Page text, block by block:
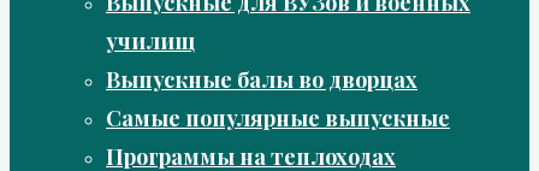
училищ
Выпускные балы во дворцах
Самые популярные выпускные
Программы на теплоходах